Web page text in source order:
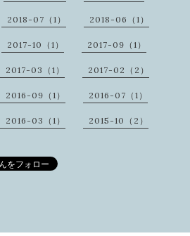
2018-07（1） 2018-06（1）
2017-10（1） 2017-09（1）
2017-03（1） 2017-02（2）
2016-09（1） 2016-07（1）
2016-03（1） 2015-10（2）